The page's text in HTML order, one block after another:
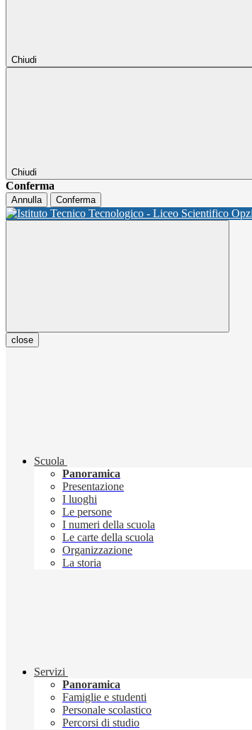
Chiudi
Chiudi
Conferma
Annulla Conferma
close
Scuola
Panoramica
Presentazione
I luoghi
Le persone
I numeri della scuola
Le carte della scuola
Organizzazione
La storia
Servizi
Panoramica
Famiglie e studenti
Personale scolastico
Percorsi di studio